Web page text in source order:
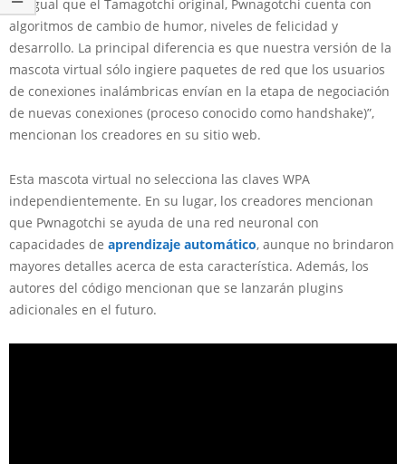
“Al igual que el Tamagotchi original, Pwnagotchi cuenta con
algoritmos de cambio de humor, niveles de felicidad y
desarrollo. La principal diferencia es que nuestra versión de la
mascota virtual sólo ingiere paquetes de red que los usuarios
de conexiones inalámbricas envían en la etapa de negociación
de nuevas conexiones (proceso conocido como handshake)”,
mencionan los creadores en su sitio web.
Esta mascota virtual no selecciona las claves WPA
independientemente. En su lugar, los creadores mencionan
que Pwnagotchi se ayuda de una red neuronal con
capacidades de aprendizaje automático, aunque no brindaron
mayores detalles acerca de esta característica. Además, los
autores del código mencionan que se lanzarán plugins
adicionales en el futuro.